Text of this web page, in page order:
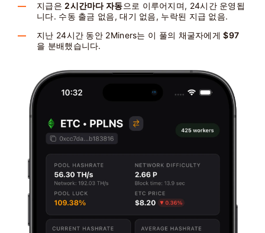
지급은 2시간마다 자동으로 이루어지며, 24시간 운영됩
니다. 수동 출금 없음, 대기 없음, 누락된 지급 없음.
지난 24시간 동안 2Miners는 이 풀의 채굴자에게$97
을 분배했습니다.